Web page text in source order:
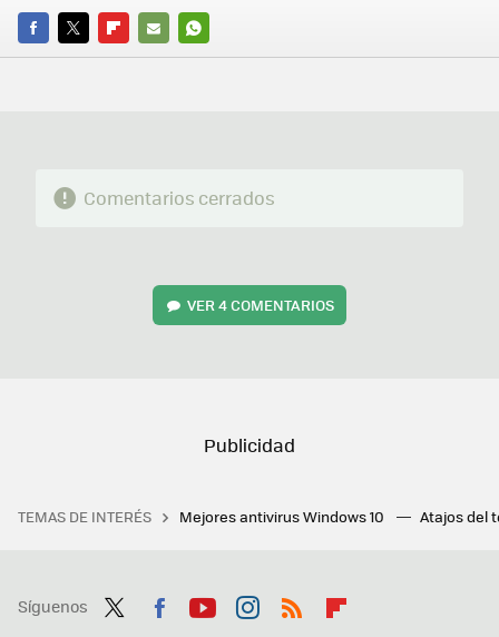
FACEBOOK
TWITTERFLIPBOARD
E-
WHATSAPP
Comentarios cerrados
VER4 COMENTARIOS
TEMAS DE INTERÉS Mejores antivirus Windows 10 Atajos del
Síguenos